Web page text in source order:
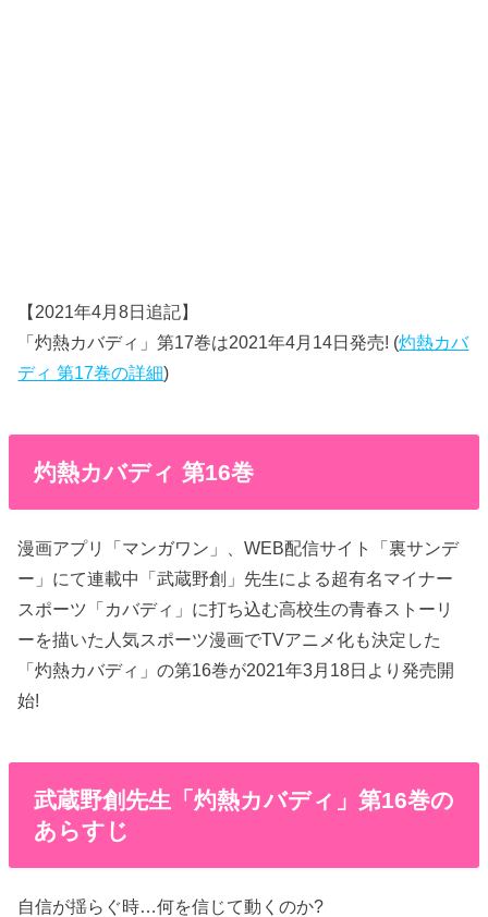
【2021年4月8日追記】
「灼熱カバディ」第17巻は2021年4月14日発売! (灼熱カバ
ディ 第17巻の詳細)
灼熱カバディ 第16巻
漫画アプリ「マンガワン」、WEB配信サイト「裏サンデ
ー」にて連載中「武蔵野創」先生による超有名マイナー
スポーツ「カバディ」に打ち込む高校生の青春ストーリ
ーを描いた人気スポーツ漫画でTVアニメ化も決定した
「灼熱カバディ」の第16巻が2021年3月18日より発売開
始!
武蔵野創先生「灼熱カバディ」第16巻の
あらすじ
自信が揺らぐ時…何を信じて動くのか?